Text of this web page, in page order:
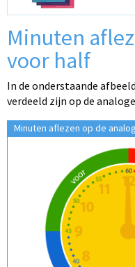
Minuten
voor half
In de onderstaande
verdeeld zijn op de
Minuten aflezen op de